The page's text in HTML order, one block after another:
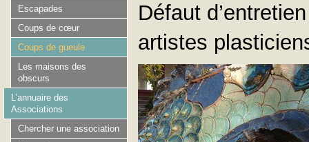
Défaut
artistes
Escapades
Coups de cœur
Coups de gueule
Les maisons des
obscurs
L’annuaire des
Associations
Chercher une association